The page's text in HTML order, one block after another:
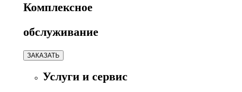
Комплексное
обслуживание
ЗАКАЗАТЬ
Услуги и сервис